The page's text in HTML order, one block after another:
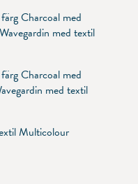
Charcoal med
med textil
Charcoal med
med textil
Multicolour